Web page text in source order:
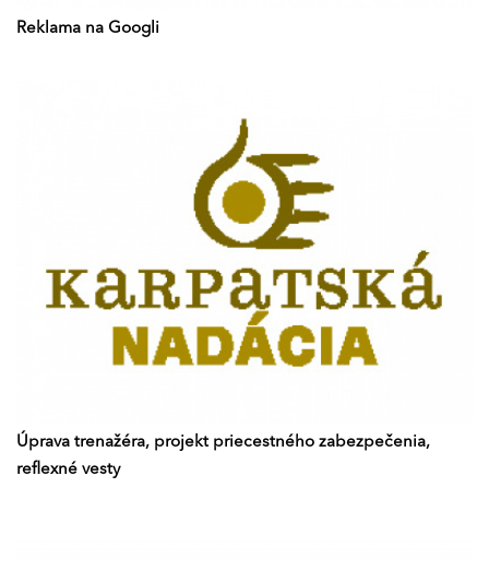
Reklama na Googli
Úprava trenažéra, projekt priecestného zabezpečenia,
reflexné vesty